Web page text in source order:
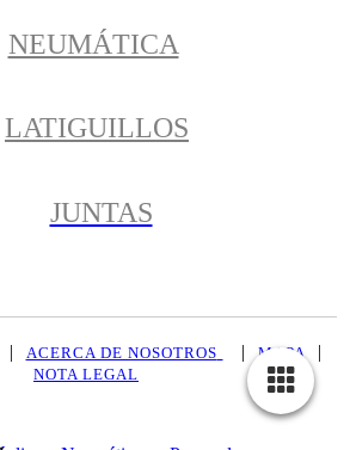
NEUMÁTICA
LATIGUILLOS
JUNTAS
ACERCA DE NOSOTROS |MAPA|
NOTA LEGAL